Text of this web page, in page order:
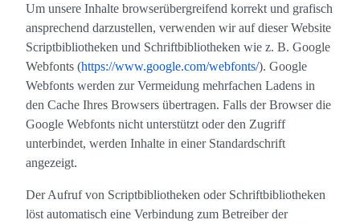
Um unsere Inhalte browserübergreifend korrekt und grafisch
ansprechend darzustellen, verwenden wir auf dieser Website
Scriptbibliotheken und Schriftbibliotheken wie z. B. Google
Webfonts (https://www.google.com/webfonts/). Google
Webfonts werden zur Vermeidung mehrfachen Ladens in
den Cache Ihres Browsers übertragen. Falls der Browser die
Google Webfonts nicht unterstützt oder den Zugriff
unterbindet, werden Inhalte in einer Standardschrift
angezeigt.
Der Aufruf von Scriptbibliotheken oder Schriftbibliotheken
löst automatisch eine Verbindung zum Betreiber der